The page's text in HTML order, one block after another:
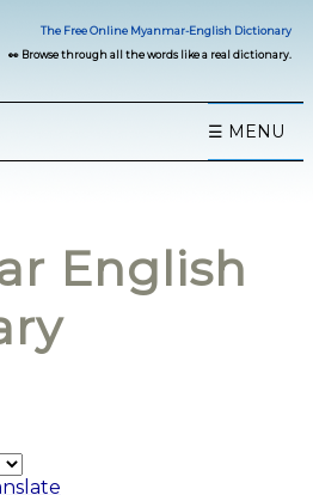
The Free Online Myanmar-English Dictionary
👀 Browse through all the words like a real dictionary.
☰ MENU
English